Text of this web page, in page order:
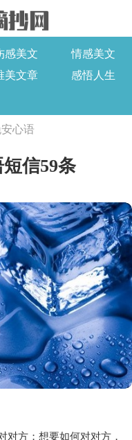
感美文
情感美文
美文章
感悟人生
心语
信59条
对方；想要如何对对方，